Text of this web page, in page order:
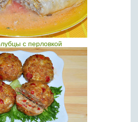
с перловкой